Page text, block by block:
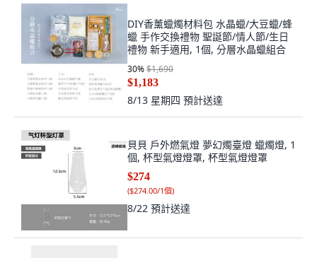
DIY香薰蠟燭材料包 水晶蠟/大豆蠟/蜂
蠟 手作交換禮物 聖誕節/情人節/生日
禮物 新手適用, 1個, 分層水晶蠟組合
30%$1,690
$1,183
8/13 星期四 預計送達
貝貝 戶外燃氣燈 夢幻燭臺燈 蠟燭燈, 1
個, 杯型氣燈燈罩, 杯型氣燈燈罩
$274
($274.00/1個)
8/22 預計送達